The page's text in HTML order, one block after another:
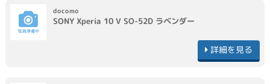
docomo
SONY Xperia 10 V SO-52D ラベンダー
詳細を見る